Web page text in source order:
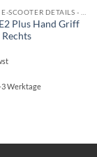
NINEBOT E2 D E-SCOOTER DETAILS - VERKAUF - SERVICE
Plus Hand Griff
3 Werktage